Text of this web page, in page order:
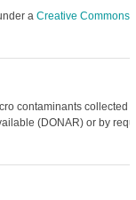
a Creative Commons
contaminants collected
(DONAR) or by